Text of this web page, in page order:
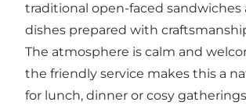
traditional open-faced sandwiches
dishes prepared with
The atmosphere is calm and
the friendly service makes this a
for lunch, dinner or cosy